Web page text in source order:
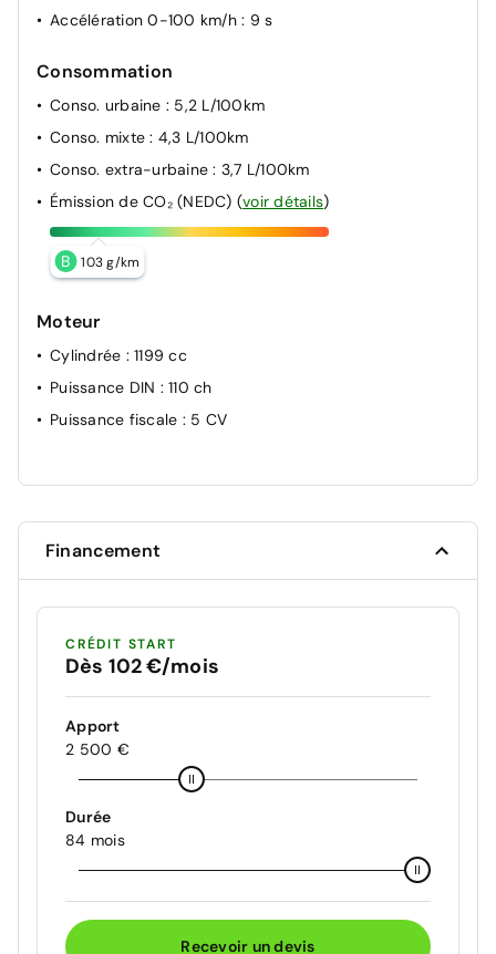
Accélération 0-100 km/h : 9 s
Consommation
Conso. urbaine : 5,2 L/100km
Conso. mixte: 4,3 L/100km
Conso. extra-urbaine: 3,7 L/100km
Émission de CO₂ (NEDC) (voir détails)
B 103 g/km
Moteur
Cylindrée : 1199 cc
Puissance DIN : 110 ch
Puissance fiscale : 5 CV
Financement
CRÉDIT START
Dès 102 €/mois
Apport
2 500 €
Durée
84 mois
Recevoir un devis